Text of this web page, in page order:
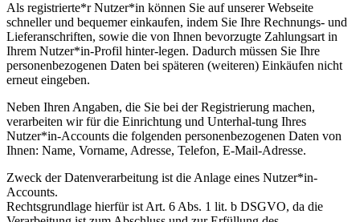
Als registrierte*r Nutzer*in können Sie auf unserer Webseite
schneller und bequemer einkaufen, indem Sie Ihre Rechnungs- und
Lieferanschriften, sowie die von Ihnen bevorzugte Zahlungsart in
Ihrem Nutzer*in-Profil hinter-legen. Dadurch müssen Sie Ihre
personenbezogenen Daten bei späteren (weiteren) Einkäufen nicht
erneut eingeben.
Neben Ihren Angaben, die Sie bei der Registrierung machen,
verarbeiten wir für die Einrichtung und Unterhal-tung Ihres
Nutzer*in-Accounts die folgenden personenbezogenen Daten von
Ihnen: Name, Vorname, Adresse, Telefon, E-Mail-Adresse.
Zweck der Datenverarbeitung ist die Anlage eines Nutzer*in-
Accounts.
Rechtsgrundlage hierfür ist Art. 6 Abs. 1 lit. b DSGVO, da die